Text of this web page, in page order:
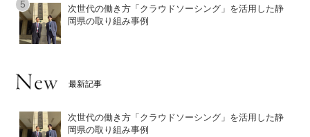
次世代の働き方「クラウドソーシング」を活用した静
岡県の取り組み事例
最新記事
次世代の働き方「クラウドソーシング」を活用した静
岡県の取り組み事例